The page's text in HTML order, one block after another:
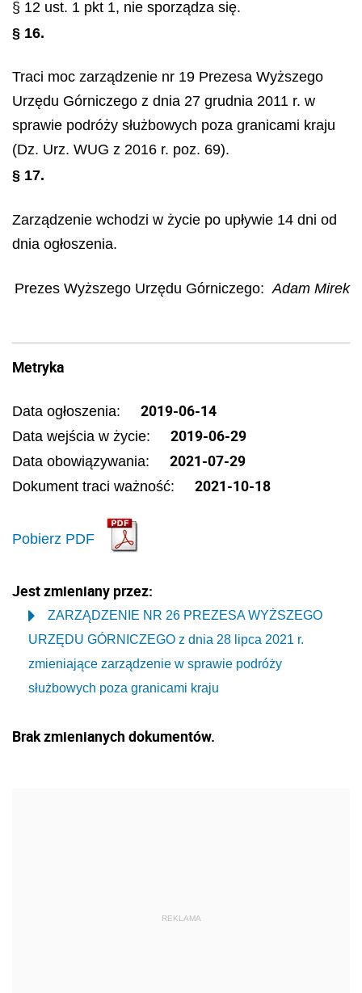
§ 12 ust. 1 pkt 1, nie sporządza się.
§ 16.
Traci moc zarządzenie nr 19 Prezesa Wyższego
Urzędu Górniczego z dnia 27 grudnia 2011 r. w
sprawie podróży służbowych poza granicami kraju
(Dz. Urz. WUG z 2016 r. poz. 69).
§ 17.
Zarządzenie wchodzi w życie po upływie 14 dni od
dnia ogłoszenia.
Prezes Wyższego Urzędu Górniczego: Adam Mirek
Metryka
Data ogłoszenia: 2019-06-14
Data wejścia w życie: 2019-06-29
Data obowiązywania: 2021-07-29
Dokument traci ważność: 2021-10-18
Pobierz PDF
Jest zmieniany przez:
ZARZĄDZENIE NR 26 PREZESA WYŻSZEGO
URZĘDU GÓRNICZEGO z dnia 28 lipca 2021 r.
zmieniające zarządzenie w sprawie podróży
służbowych poza granicami kraju
Brak zmienianych dokumentów.